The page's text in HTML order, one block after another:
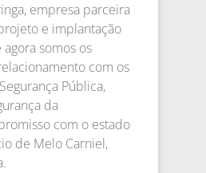
empresa parceira
e implantação
somos os
com os
Pública,
da
com o estado
de Melo Carniel,